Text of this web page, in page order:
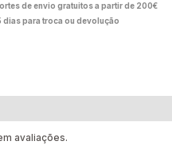
de envio gratuitos a partir de 200€
dias para troca ou devolução
avaliações.